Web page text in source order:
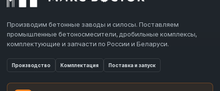
Производим бетонные заводы и силосы. Поставляем
промышленные бетоносмесители, дробильные комплексы,
комплектующие и запчасти по России и Беларуси.
Производство Комплектация Поставка и запуск